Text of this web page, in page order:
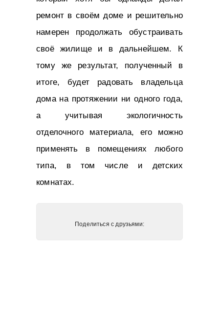
ремонт в своём доме и решительно
намерен продолжать обустраивать
своё жилище и в дальнейшем. К
тому же результат, полученный в
итоге, будет радовать владельца
дома на протяжении ни одного года,
а учитывая экологичность
отделочного материала, его можно
применять в помещениях любого
типа, в том числе и детских
комнатах.
Поделиться с друзьями: